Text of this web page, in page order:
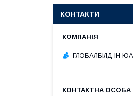
КОНТАКТИ
ГЛОБАЛБІЛД ІН ЮА